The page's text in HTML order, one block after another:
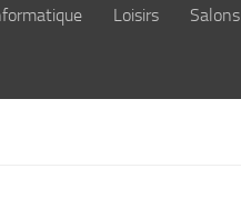
Loisirs Salons